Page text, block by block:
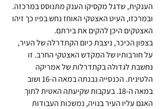
הענקית, שדגל מקסיקו הענק מתנוסס במרכזה.
ובמרכזו, העיט האצטקי האוחז נחש בפיו כך זיהו
האצטקים היכן להקים את בירתם.
בצפון הכיכר, ניצבת כיום הקתדרלה של העיר,
על חורבותיו של המקדש האצטקי החרב. זו
נחשבת לגדולה בקתדרלות של אמריקה
הלטינית. הכנסייה נבנתה במאה ה-16 ושוב
במאה ה-18. בעקבות שקיעתה האטית לתוך
האגם עליו העיר בנויה, נמשכות העבודות